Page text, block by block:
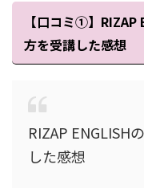
【口コミ①】RIZAP
方を受講した感想
RIZAP ENGLISH
した感想